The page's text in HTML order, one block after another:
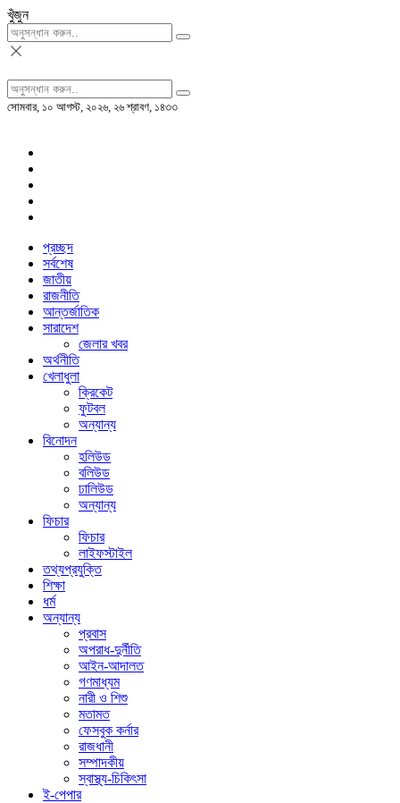
খুঁজুন
সোমবার, ১০ আগস্ট, ২০২৬, ২৬ শ্রাবণ, ১৪৩৩
প্রচ্ছদ
সর্বশেষ
জাতীয়
রাজনীতি
আন্তর্জাতিক
সারাদেশ
জেলার খবর
অর্থনীতি
খেলাধুলা
ক্রিকেট
ফুটবল
অন্যান্য
বিনোদন
হলিউড
বলিউড
ঢালিউড
অন্যান্য
ফিচার
ফিচার
লাইফস্টাইল
তথ্যপ্রযুক্তি
শিক্ষা
ধর্ম
অন্যান্য
প্রবাস
অপরাধ-দুর্নীতি
আইন-আদালত
গণমাধ্যম
নারী ও শিশু
মতামত
ফেসবুক কর্নার
রাজধানী
সম্পাদকীয়
স্বাস্থ্য-চিকিৎসা
ই-পেপার